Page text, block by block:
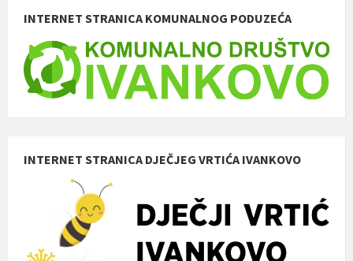
INTERNET STRANICA KOMUNALNOG PODUZEĆA
INTERNET STRANICA DJEČJEG VRTIĆA IVANKOVO